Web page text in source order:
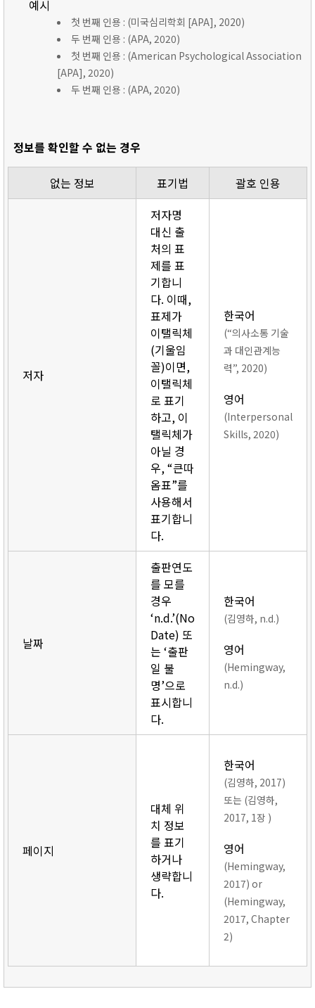
예시
첫 번째 인용 : (미국심리학회 [APA], 2020)
두 번째 인용 : (APA, 2020)
첫 번째 인용 : (American Psychological Association
[APA], 2020)
두 번째 인용 : (APA, 2020)
정보를 확인할 수 없는 경우
없는 정보 표기법 괄호 인용
저자
저자명
대신 출
처의 표
제를 표
기합니
다. 이때,
표제가
이탤릭체
(기울임
꼴)이면,
이탤릭체
로 표기
하고, 이
탤릭체가
아닐 경
우, “큰따
옴표”를
사용해서
표기합니
다.
한국어
(“의사소통 기술
과 대인관계능
력”, 2020)
영어
(Interpersonal
Skills, 2020)
날짜
출판연도
를 모를
경우
‘n.d.’(No
Date) 또
는 ‘출판
일 불
명’으로
표시합니
다.
한국어
(김영하, n.d.)
영어
(Hemingway,
n.d.)
페이지
대체 위
치 정보
를 표기
하거나
생략합니
다.
한국어
(김영하, 2017)
또는 (김영하,
2017, 1장 )
영어
(Hemingway,
2017) or
(Hemingway,
2017, Chapter
2)